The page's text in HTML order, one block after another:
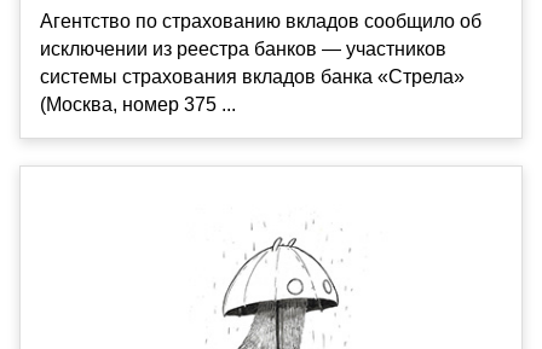
Агентство по страхованию вкладов сообщило об
исключении из реестра банков — участников
системы страхования вкладов банка «Стрела»
(Москва, номер 375 ...